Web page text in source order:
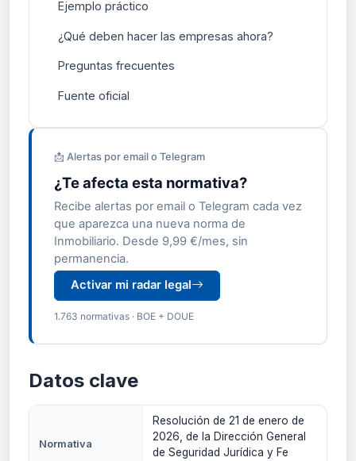
Ejemplo práctico
¿Qué deben hacer las empresas ahora?
Preguntas frecuentes
Fuente oficial
📩 Alertas por email o Telegram
¿Te afecta esta normativa?
Recibe alertas por email o Telegram cada vez
que aparezca una nueva norma de
Inmobiliario. Desde 9,99 €/mes, sin
permanencia.
Activar mi radar legal
1.763 normativas · BOE + DOUE
Datos clave
Normativa
Resolución de 21 de enero de
2026, de la Dirección General
de Seguridad Jurídica y Fe